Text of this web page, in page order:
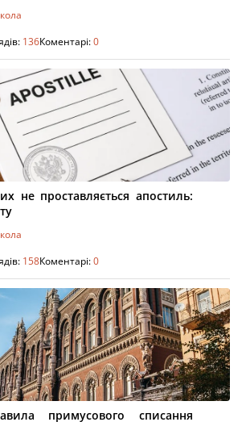
136Коментарі:0
не проставляється апостиль:
158Коментарі:0
примусового списання